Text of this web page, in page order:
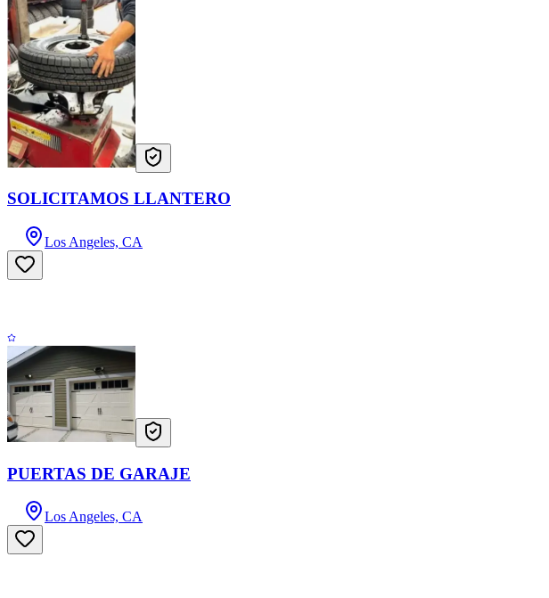
SOLICITAMOS LLANTERO
Los Angeles, CA
PUERTAS DE GARAJE
Los Angeles, CA